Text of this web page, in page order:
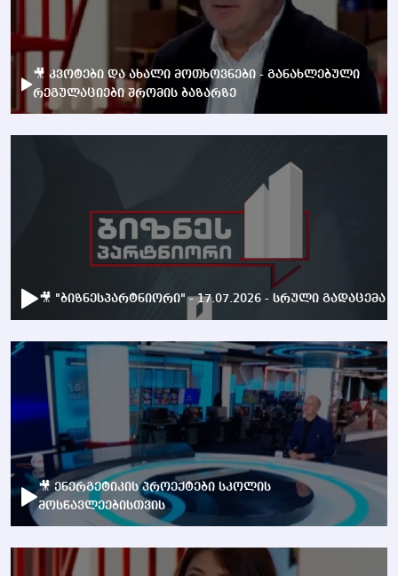
🎥 კვოტები და ახალი მოთხოვნები - განახლებული
რეგულაციები შრომის ბაზარზე
🎥 "ბიზნესპარტნიორი" - 17.07.2026 - სრული გადაცემა
🎥 ენერგეტიკის პროექტები სკოლის
მოსწავლეებისთვის